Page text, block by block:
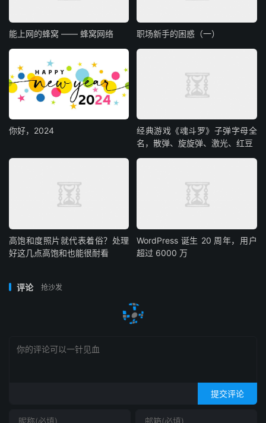
能上网的蜂窝 —— 蜂窝网络 职场新手的困惑（一）
你好，2024
经典游戏《魂斗罗》子弹字母全
名，散弹、旋旋弹、激光、红豆
高饱和度照片就代表着俗？处理
好这几点高饱和也能很耐看
WordPress 诞生 20 周年，用户
超过 6000 万
评论 抢沙发
提交评论